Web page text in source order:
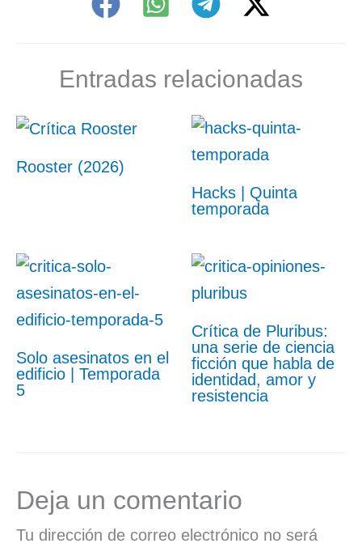
Entradas relacionadas
Rooster (2026)
Hacks | Quinta
temporada
Solo asesinatos en el
edificio | Temporada
5
Crítica de Pluribus:
una serie de ciencia
ficción que habla de
identidad, amor y
resistencia
Deja un comentario
Tu dirección de correo electrónico no será